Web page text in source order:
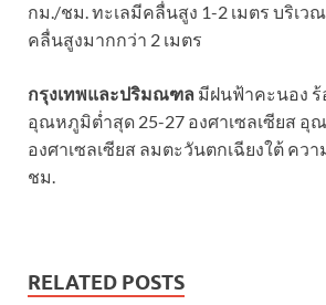
กม./ชม. ทะเลมีคลื่นสูง 1-2 เมตร บริเ
คลื่นสูงมากกว่า 2 เมตร
กรุงเทพและปริมณฑล มีฝนฟ้าคะนอง
อุณหภูมิต่ำสุด 25-27 องศาเซลเซียส อุ
องศาเซลเซียส ลมตะวันตกเฉียงใต้ ควา
ชม.
RELATED POSTS